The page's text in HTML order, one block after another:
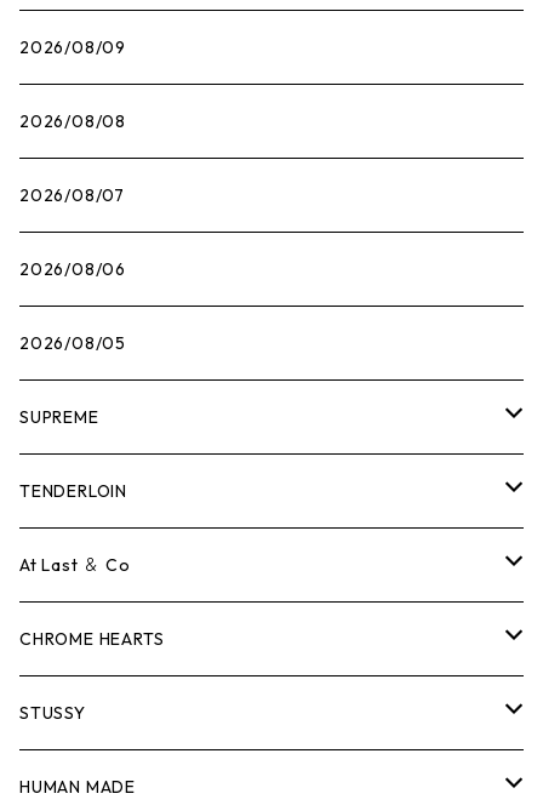
2026/08/09
2026/08/08
2026/08/07
2026/08/06
2026/08/05
SUPREME
Tシャツ
ロンTEE
スウェット/ニット
シャツ
ジャケット
TENDERLOIN
Tシャツ
ロンTEE
スウェット/ニット
シャツ
At Last ＆ Co
Tシャツ
ロンTEE
スウェット/ニット
CHROME HEARTS
Tシャツ
ロンTEE
STUSSY
Tシャツ
HUMAN MADE